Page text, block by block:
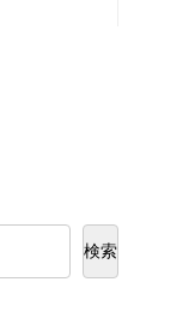
検索